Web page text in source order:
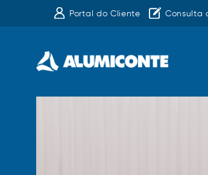
Portal do Cliente Consulta